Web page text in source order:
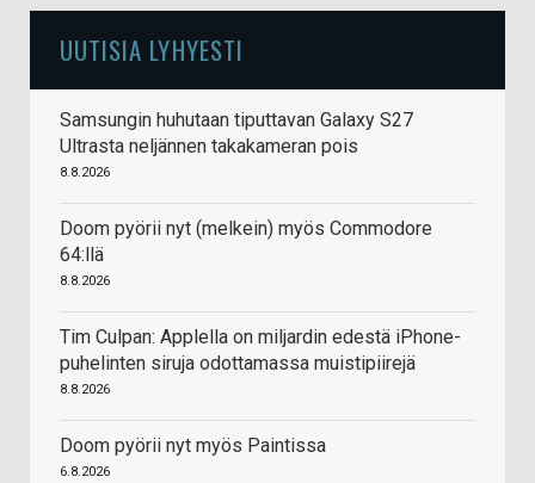
UUTISIA LYHYESTI
Samsungin huhutaan tiputtavan Galaxy S27
Ultrasta neljännen takakameran pois
8.8.2026
Doom pyörii nyt (melkein) myös Commodore
64:llä
8.8.2026
Tim Culpan: Applella on miljardin edestä iPhone-
puhelinten siruja odottamassa muistipiirejä
8.8.2026
Doom pyörii nyt myös Paintissa
6.8.2026